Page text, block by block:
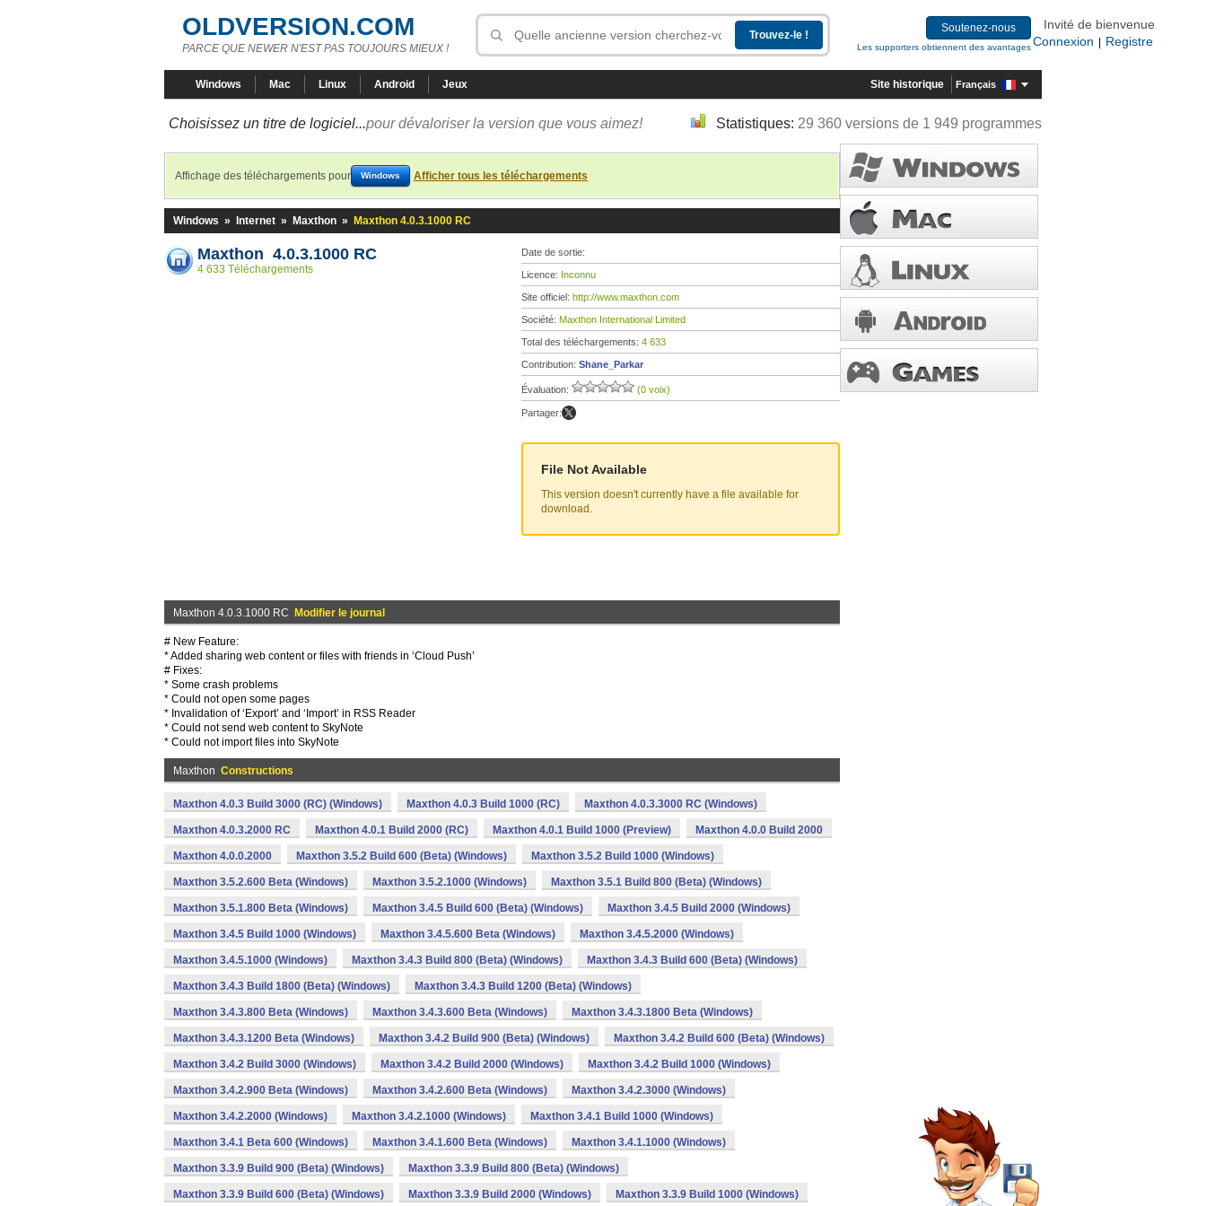
OLDVERSION.COM
PARCE QUE NEWER N'EST PAS TOUJOURS MIEUX !
Soutenez-nous
Les supporters obtiennent des avantages
Invité de bienvenue
Connexion
Registre
Windows Mac Linux Android Jeux Site historique Français
Choisissez un titre de logiciel...pour dévaloriser la version que vous aimez! Statistiques: 29 360 versions de 1 949 programmes
Affichage des téléchargements pour Windows Afficher tous les téléchargements
Windows » Internet » Maxthon » Maxthon 4.0.3.1000 RC
Maxthon 4.0.3.1000 RC
4 633 Téléchargements
Date de sortie:
Licence: Inconnu
Site officiel: http://www.maxthon.com
Société: Maxthon International Limited
Total des téléchargements: 4 633
Contribution: Shane_Parkar
Évaluation: (0 voix)
Partager:
File Not Available
This version doesn't currently have a file available for
download.
Maxthon 4.0.3.1000 RC Modifier le journal
# New Feature:
* Added sharing web content or files with friends in ‘Cloud Push’
# Fixes:
* Some crash problems
* Could not open some pages
* Invalidation of ‘Export’ and ‘Import’ in RSS Reader
* Could not send web content to SkyNote
* Could not import files into SkyNote
Maxthon Constructions
Maxthon 4.0.3 Build 3000 (RC) (Windows) Maxthon 4.0.3 Build 1000 (RC) Maxthon 4.0.3.3000 RC (Windows)
Maxthon 4.0.3.2000 RC Maxthon 4.0.1 Build 2000 (RC) Maxthon 4.0.1 Build 1000 (Preview) Maxthon 4.0.0 Build 2000
Maxthon 4.0.0.2000 Maxthon 3.5.2 Build 600 (Beta) (Windows) Maxthon 3.5.2 Build 1000 (Windows)
Maxthon 3.5.2.600 Beta (Windows) Maxthon 3.5.2.1000 (Windows) Maxthon 3.5.1 Build 800 (Beta) (Windows)
Maxthon 3.5.1.800 Beta (Windows) Maxthon 3.4.5 Build 600 (Beta) (Windows) Maxthon 3.4.5 Build 2000 (Windows)
Maxthon 3.4.5 Build 1000 (Windows) Maxthon 3.4.5.600 Beta (Windows) Maxthon 3.4.5.2000 (Windows)
Maxthon 3.4.5.1000 (Windows) Maxthon 3.4.3 Build 800 (Beta) (Windows) Maxthon 3.4.3 Build 600 (Beta) (Windows)
Maxthon 3.4.3 Build 1800 (Beta) (Windows) Maxthon 3.4.3 Build 1200 (Beta) (Windows)
Maxthon 3.4.3.800 Beta (Windows) Maxthon 3.4.3.600 Beta (Windows) Maxthon 3.4.3.1800 Beta (Windows)
Maxthon 3.4.3.1200 Beta (Windows) Maxthon 3.4.2 Build 900 (Beta) (Windows) Maxthon 3.4.2 Build 600 (Beta) (Windows)
Maxthon 3.4.2 Build 3000 (Windows) Maxthon 3.4.2 Build 2000 (Windows) Maxthon 3.4.2 Build 1000 (Windows)
Maxthon 3.4.2.900 Beta (Windows) Maxthon 3.4.2.600 Beta (Windows) Maxthon 3.4.2.3000 (Windows)
Maxthon 3.4.2.2000 (Windows) Maxthon 3.4.2.1000 (Windows) Maxthon 3.4.1 Build 1000 (Windows)
Maxthon 3.4.1 Beta 600 (Windows) Maxthon 3.4.1.600 Beta (Windows) Maxthon 3.4.1.1000 (Windows)
Maxthon 3.3.9 Build 900 (Beta) (Windows) Maxthon 3.3.9 Build 800 (Beta) (Windows)
Maxthon 3.3.9 Build 600 (Beta) (Windows) Maxthon 3.3.9 Build 2000 (Windows) Maxthon 3.3.9 Build 1000 (Windows)